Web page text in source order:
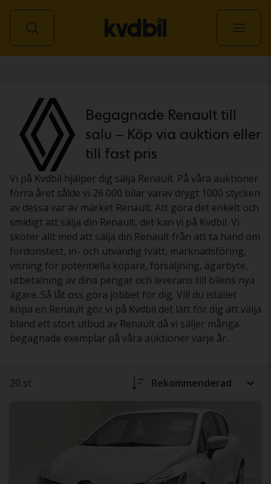
Begagnade Renault till
salu – Köp via auktion eller
till fast pris
Vi på Kvdbil hjälper dig sälja Renault. På våra auktioner
förra året sålde vi 26 000 bilar varav drygt 1000 stycken
av dessa var av märket Renault. Att göra det enkelt och
smidigt att sälja din Renault, det kan vi på Kvdbil. Vi
sköter allt med att sälja din Renault från att ta hand om
fordonstest, in- och utvändig tvätt, marknadsföring,
visning för potentiella köpare, försäljning, ägarbyte,
utbetalning av dina pengar och leverans till bilens nya
ägare. Så låt oss göra jobbet för dig. Vill du istället
köpa en Renault gör vi på Kvdbil det lätt för dig att välja
bland ett stort utbud av Renault då vi säljer många
begagnade exemplar på våra auktioner varje år.
20 st Rekommenderad